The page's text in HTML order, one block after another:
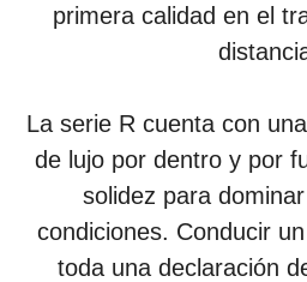
primera calidad en el
La serie R cuenta con
de lujo por dentro y por
solidez para
condiciones. Conducir
toda una declaración